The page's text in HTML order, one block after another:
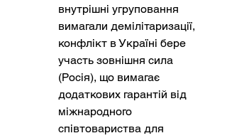
внутрішні угруповання
вимагали демілітаризації,
конфлікт в Україні бере
участь зовнішня сила
(Росія), що вимагає
додаткових гарантій від
міжнародного
співтовариства для